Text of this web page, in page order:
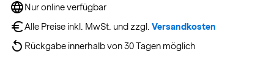
Nur online verfügbar
Alle Preise inkl. MwSt. und zzgl. Versandkosten
Rückgabe innerhalb von 30 Tagen möglich